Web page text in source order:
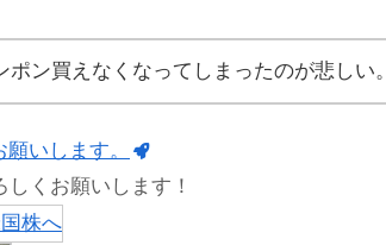
ポン買えなくなってしまったのが悲しい。
いします。
くお願いします！